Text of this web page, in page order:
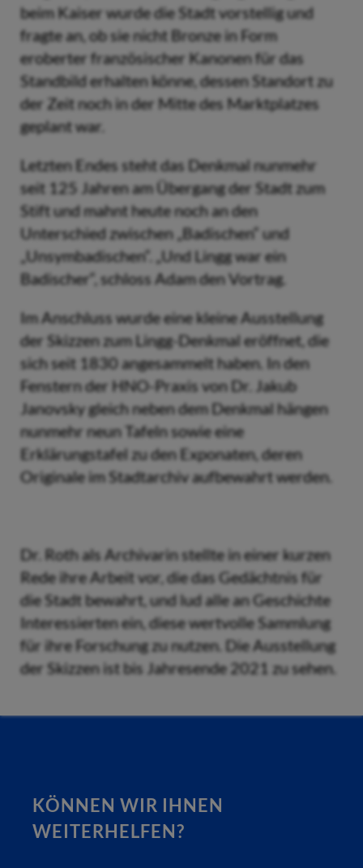
beim Kaiser wurde die Stadt vorstellig und
fragte an, ob sie nicht Bronze in Form
eroberter französischer Kanonen für das
Standbild erhalten könne, dessen Standort zu
der Zeit noch in der Mitte des Marktplatzes
geplant war.
Letzten Endes steht das Denkmal nunmehr
seit 125 Jahren am Übergang der Stadt zum
Stift und mahnt heute noch an den
Unterschied zwischen „Badischen“ und
„Unsymbadischen“. „Und Lingg war ein
Badischer“, schloss Adam den Vortrag.
Im Anschluss wurde eine kleine Ausstellung
der Skizzen zum Lingg-Denkmal eröffnet, die
sich seit 1830 angesammelt haben. In den
Fenstern der HNO-Praxis von Dr. Jakub
Janovsky gleich neben dem Denkmal hängen
nunmehr neun Tafeln sowie eine
Erklärungstafel zu den Exponaten, deren
Originale im Stadtarchiv aufbewahrt werden.
Dr. Roth als Archivarin stellte in einer kurzen
Rede ihre Arbeit vor, die das Gedächtnis für
die Stadt bewahrt, und lud alle an Geschichte
Interessierten ein, diese wertvolle Sammlung
für ihre Forschung zu nutzen. Die Ausstellung
der Skizzen ist bis Jahresende 2021 zu sehen.
KÖNNEN WIR IHNEN
WEITERHELFEN?